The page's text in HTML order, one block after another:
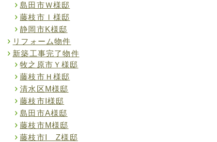
島田市Ｗ様邸
藤枝市Ｉ様邸
静岡市K様邸
リフォーム物件
新築工事完了物件
牧之原市Ｙ様邸
藤枝市Ｈ様邸
清水区M様邸
藤枝市I様邸
島田市A様邸
藤枝市M様邸
藤枝市I Z様邸